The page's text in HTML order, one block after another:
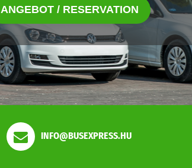
ANGEBOT / RESERVATION
INFO@BUSEXPRESS.HU